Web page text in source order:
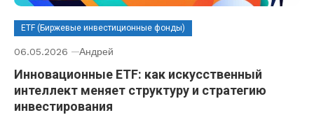
ETF (Биржевые инвестиционные фонды)
06.05.2026 Андрей
Инновационные ETF: как искусственный
интеллект меняет структуру и стратегию
инвестирования